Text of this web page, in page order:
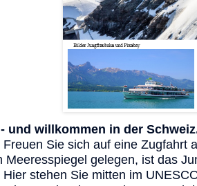
- und willkommen in der
Freuen Sie sich auf eine Zugfahrt
Meeresspiegel gelegen, ist das
Hier stehen Sie mitten im